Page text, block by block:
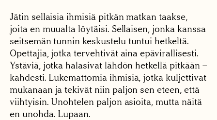
Jätin sellaisia ihmisiä pitkän matkan taakse,
joita en muualta löytäisi. Sellaisen, jonka kanssa
seitsemän tunnin keskustelu tuntui hetkeltä.
Opettajia, jotka tervehtivät aina epävirallisesti.
Ystäviä, jotka halasivat lähdön hetkellä pitkään –
kahdesti. Lukemattomia ihmisiä, jotka kuljettivat
mukanaan ja tekivät niin paljon sen eteen, että
viihtyisin. Unohtelen paljon asioita, mutta näitä
en unohda. Lupaan.